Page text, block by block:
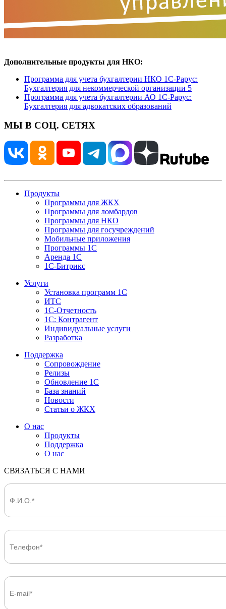
Дополнительные продукты для НКО:
Программа для учета бухгалтерии НКО 1С-Рарус:
Бухгалтерия для некоммерческой организации 5
Программа для учета бухгалтерии АО 1С-Рарус:
Бухгалтерия для адвокатских образований
МЫ В СОЦ. СЕТЯХ
Продукты
Программы для ЖКХ
Программы для ломбардов
Программы для НКО
Программы для госучреждений
Мобильные приложения
Программы 1С
Аренда 1С
1С-Битрикс
Услуги
Установка программ 1С
ИТС
1С-Отчетность
1С: Контрагент
Индивидуальные услуги
Разработка
Поддержка
Сопровождение
Релизы
Обновление 1С
База знаний
Новости
Статьи о ЖКХ
О нас
Продукты
Поддержка
О нас
СВЯЗАТЬСЯ С НАМИ